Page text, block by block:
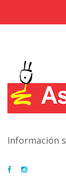
Información